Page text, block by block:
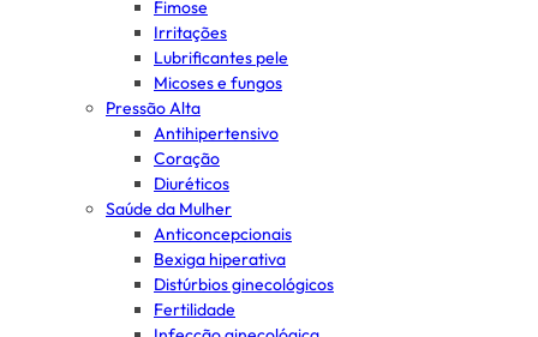
Fimose
Irritações
Lubrificantes pele
Micoses e fungos
Pressão Alta
Antihipertensivo
Coração
Diuréticos
Saúde da Mulher
Anticoncepcionais
Bexiga hiperativa
Distúrbios ginecológicos
Fertilidade